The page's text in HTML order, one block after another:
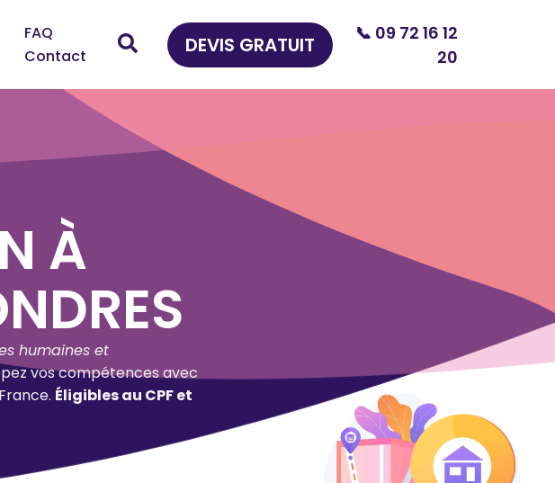
FAQ
Contact DEVIS GRATUIT
📞 09 72 16 12
20
À
humaines et
vos compétences avec
Éligibles au CPF et